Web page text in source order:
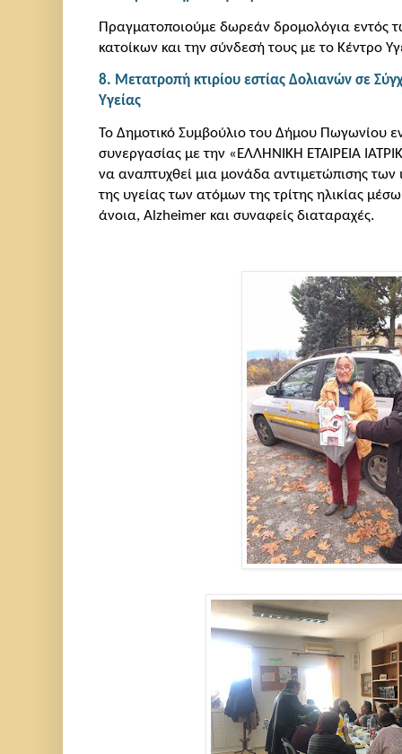
Πραγματοποιούμε δωρεάν δρομολόγια εντός
κατοίκων και την σύνδεσή τους με το Κέντρο
8. Μετατροπή κτιρίου εστίας Δολιανών σε
Υγείας
Το Δημοτικό Συμβούλιο του Δήμου Πωγωνίου
συνεργασίας με την «ΕΛΛΗΝΙΚΗ ΕΤΑΙΡΕΙΑ
να αναπτυχθεί μια μονάδα αντιμετώπισης
της υγείας των ατόμων της τρίτης ηλικίας
άνοια, Alzheimer και συναφείς διαταραχές.